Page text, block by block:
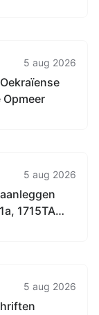
5 aug 2026
5 aug 2026
1715TA
5 aug 2026